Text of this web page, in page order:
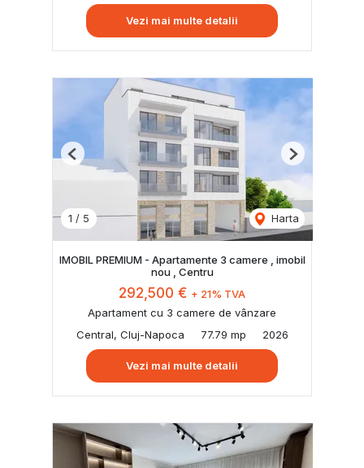
Vezi mai multe detalii
1 / 5 Harta
Previous Next
IMOBIL PREMIUM - Apartamente 3 camere , imobil
nou , Centru
292,500 € + 21% TVA
Apartament cu 3 camere de vânzare
Central, Cluj-Napoca
77.79 mp 2026
Vezi mai multe detalii